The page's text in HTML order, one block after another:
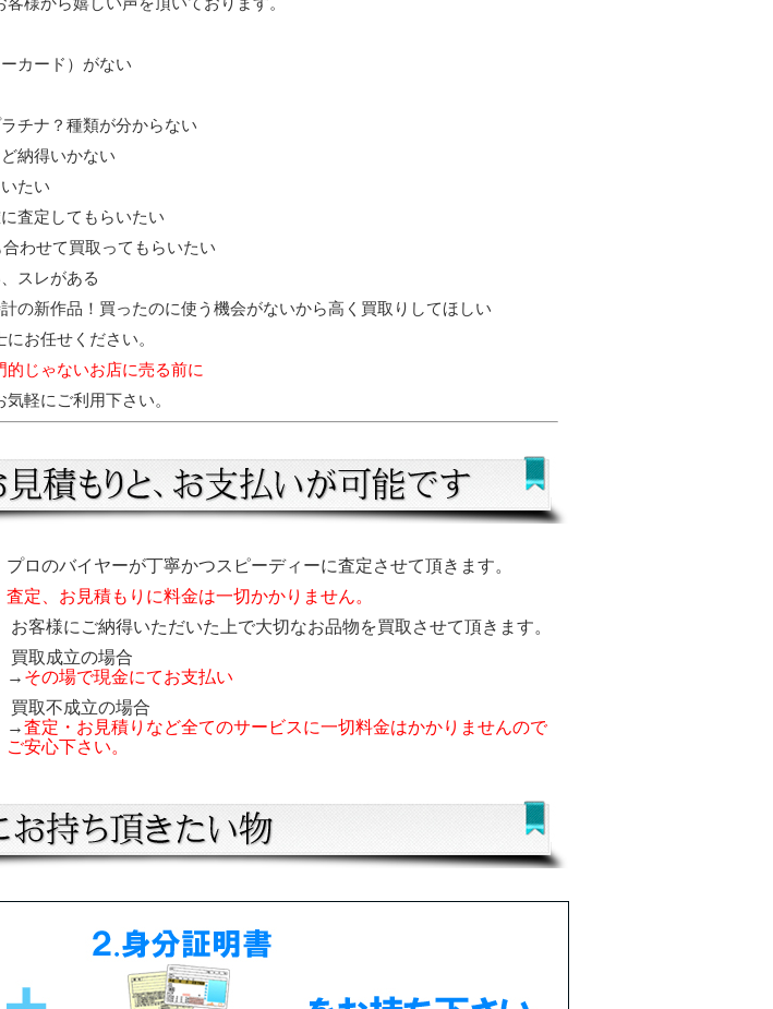
カード）がない
チナ？種類が分からない
納得いかない
たい
査定してもらいたい
わせて買取ってもらいたい
スレがある
の新作品！買ったのに使う機会がないから高く買取りしてほしい
お任せください。
的じゃないお店に売る前に
軽にご利用下さい。
プロのバイヤーが丁寧かつスピーディーに査定させて頂きます。
査定、お見積もりに料金は一切かかりません。
お客様にご納得いただいた上で大切なお品物を買取させて頂きます。
買取成立の場合
→ その場で現金にてお支払い
買取不成立の場合
→査定・お 見積りなど全てのサービスに一切料金はかかりませんので
ご安心下さい。